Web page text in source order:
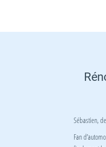
Sébastien,
Fan